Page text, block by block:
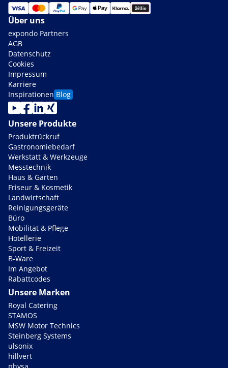
Über uns
expondo Partners
AGB
Datenschutz
Cookies
Impressum
Karriere
Inspirationen Blog
Unsere Produkte
Produktrückruf
Gastronomiebedarf
Werkstatt & Werkzeuge
Messtechnik
Haus & Garten
Friseur & Kosmetik
Landwirtschaft
Reinigungsgeräte
Büro
Mobilität & Pflege
Hotellerie
Sport & Freizeit
B-Ware
Im Angebot
Rabattcodes
Unsere Marken
Royal Catering
STAMOS
MSW Motor Technics
Steinberg Systems
ulsonix
hillvert